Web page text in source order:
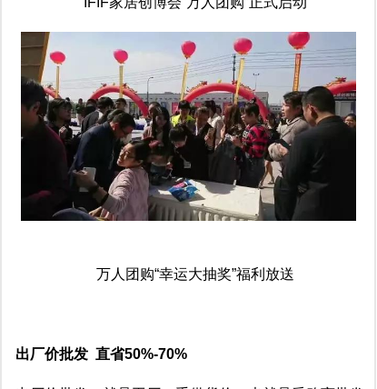
万人团购“幸运大抽奖”福利放送
出厂价批发 直省50%-70%